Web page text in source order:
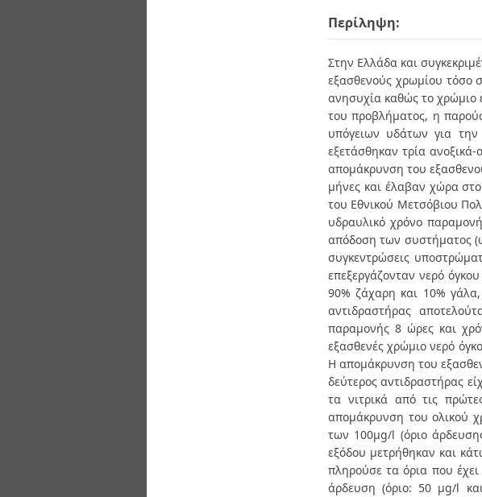
Περίληψη:
Στην Ελλάδα και
εξασθενούς χρωμίου τόσο
ανησυχία καθώς το χρώμιο
του προβλήματος, η
υπόγειων υδάτων για
εξετάσθηκαν τρία
απομάκρυνση του
μήνες και έλαβαν χώρα στο
του Εθνικού Μετσόβιου
υδραυλικό χρόνο
απόδοση των συστήματος
συγκεντρώσεις
επεξεργάζονταν νερό
90% ζάχαρη και 10%
αντιδραστήρας
παραμονής 8 ώρες και
εξασθενές χρώμιο νερό
Η απομάκρυνση του
δεύτερος αντιδραστήρας
τα νιτρικά από τις
απομάκρυνση του ολικού
των 100μg/l (όριο
εξόδου μετρήθηκαν και
πληρούσε τα όρια που
άρδευση (όριο: 50 μg/l